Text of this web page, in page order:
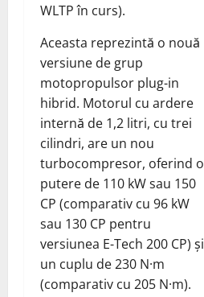
WLTP în curs).
Aceasta reprezintă o nouă
versiune de grup
motopropulsor plug-in
hibrid. Motorul cu ardere
internă de 1,2 litri, cu trei
cilindri, are un nou
turbocompresor, oferind o
putere de 110 kW sau 150
CP (comparativ cu 96 kW
sau 130 CP pentru
versiunea E-Tech 200 CP) și
un cuplu de 230 N·m
(comparativ cu 205 N·m).